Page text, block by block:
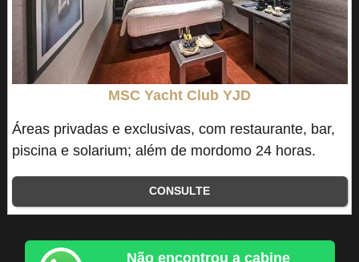
MSC Yacht Club YJD
Áreas privadas e exclusivas, com restaurante, bar,
piscina e solarium; além de mordomo 24 horas.
CONSULTE
Não encontrou a cabine